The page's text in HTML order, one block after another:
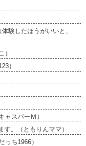
験したほうがいいと、
）
）
ャスパーＭ）
。（ともりんママ）
ち1966）